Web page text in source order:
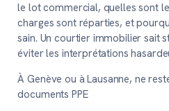
le lot commercial, quelles sont
charges sont réparties, et
sain. Un courtier immobilier sait
éviter les interprétations
À Genève ou à Lausanne, ne
documents PPE